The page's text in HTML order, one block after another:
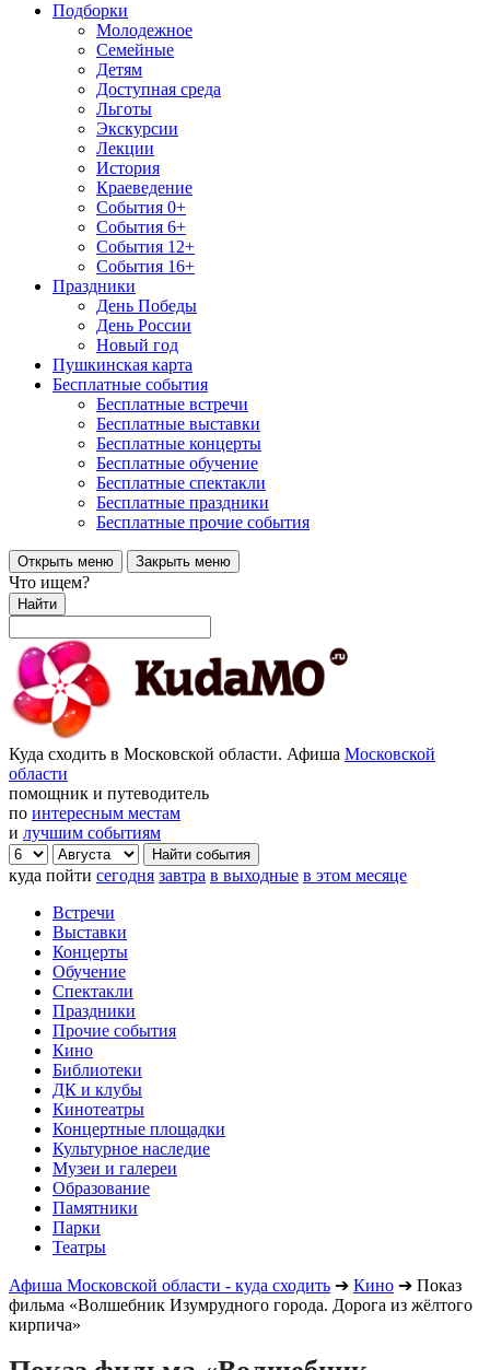
Подборки
Молодежное
Семейные
Детям
Доступная среда
Льготы
Экскурсии
Лекции
История
Краеведение
События 0+
События 6+
События 12+
События 16+
Праздники
День Победы
День России
Новый год
Пушкинская карта
Бесплатные события
Бесплатные встречи
Бесплатные выставки
Бесплатные концерты
Бесплатные обучение
Бесплатные спектакли
Бесплатные праздники
Бесплатные прочие события
Открыть меню Закрыть меню
Что ищем?
Найти
Куда сходить в Московской области. Афиша Московской
области
помощник и путеводитель
по интересным местам
и лучшим событиям
куда пойти сегодня завтра в выходные в этом месяце
Встречи
Выставки
Концерты
Обучение
Спектакли
Праздники
Прочие события
Кино
Библиотеки
ДК и клубы
Кинотеатры
Концертные площадки
Культурное наследие
Музеи и галереи
Образование
Памятники
Парки
Театры
Афиша Московской области - куда сходить ➔ Кино ➔ Показ
фильма «Волшебник Изумрудного города. Дорога из жёлтого
кирпича»